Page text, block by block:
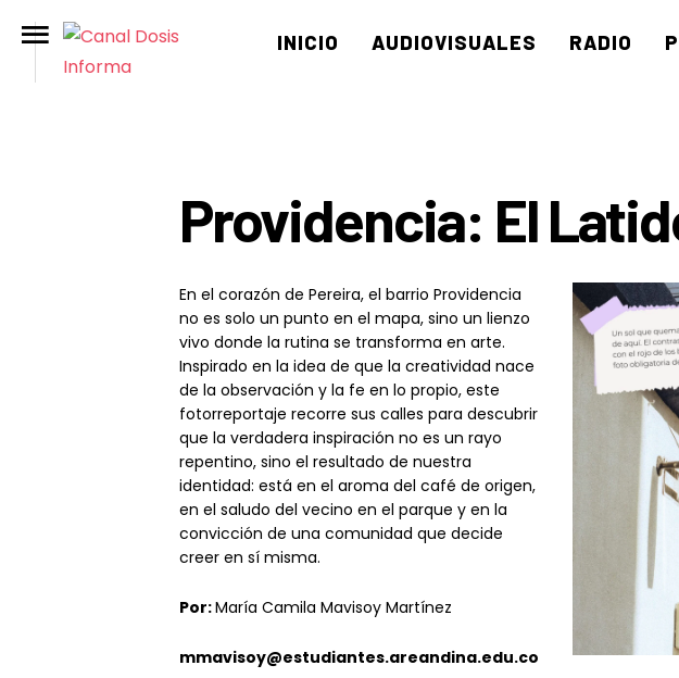
INICIO AUDIOVISUALES RADIO
Providencia: El
En el corazón de Pereira, el barrio Providencia
no es solo un punto en el mapa, sino un lienzo
vivo donde la rutina se transforma en arte.
Inspirado en la idea de que la creatividad nace
de la observación y la fe en lo propio, este
fotorreportaje recorre sus calles para descubrir
que la verdadera inspiración no es un rayo
repentino, sino el resultado de nuestra
identidad: está en el aroma del café de origen,
en el saludo del vecino en el parque y en la
convicción de una comunidad que decide
creer en sí misma.
Por:María Camila Mavisoy Martínez
mmavisoy@estudiantes.areandina.edu.co